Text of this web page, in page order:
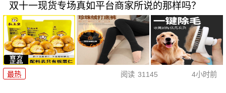
双十一现货专场真如平台商家所说的那样吗？
最热 阅读 31145 4小时前